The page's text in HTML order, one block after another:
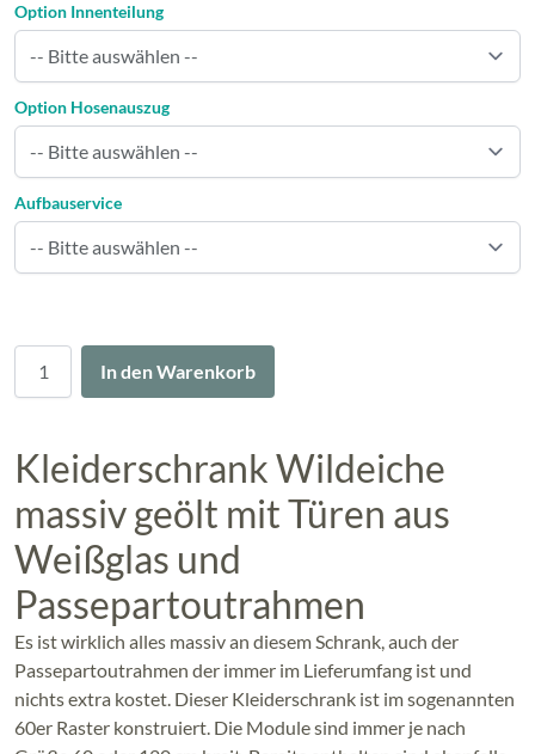
In den Warenkorb
Option Innenteilung
Option Hosenauszug
Aufbauservice
Kleiderschrank Wildeiche
massiv geölt mit Türen aus
Weißglas und
Passepartoutrahmen
Es ist wirklich alles massiv an diesem Schrank, auch der
Passepartoutrahmen der immer im Lieferumfang ist und
nichts extra kostet. Dieser Kleiderschrank ist im sogenannten
60er Raster konstruiert. Die Module sind immer je nach